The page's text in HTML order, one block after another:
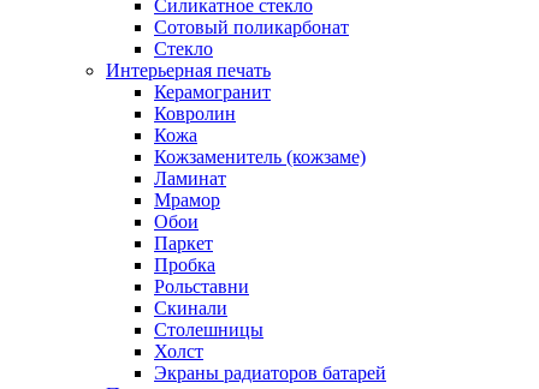
Силикатное стекло
Сотовый поликарбонат
Стекло
Интерьерная печать
Керамогранит
Ковролин
Кожа
Кожзаменитель (кожзаме)
Ламинат
Мрамор
Обои
Паркет
Пробка
Рольставни
Скинали
Столешницы
Холст
Экраны радиаторов батарей